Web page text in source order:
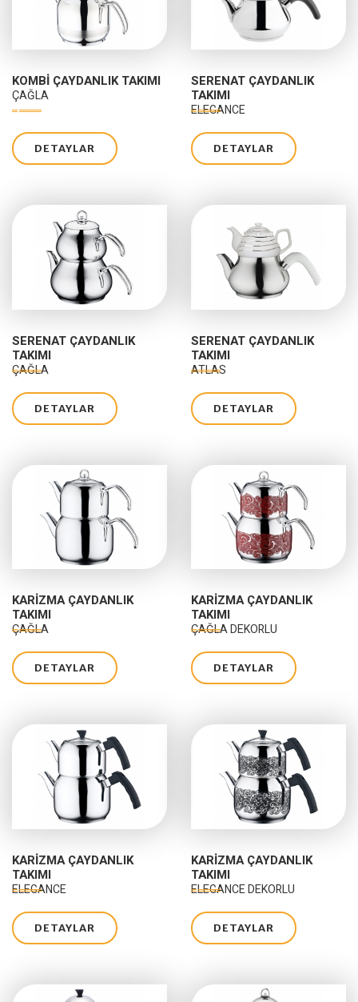
KOMBI ÇAYDANLIK TAKIMI
ÇAĞLA
DETAYLAR
SERENAT ÇAYDANLIK
TAKIMI
ELEGANCE
DETAYLAR
SERENAT ÇAYDANLIK
TAKIMI
ÇAĞLA
DETAYLAR
SERENAT ÇAYDANLIK
TAKIMI
ATLAS
DETAYLAR
KARIZMA ÇAYDANLIK
TAKIMI
ÇAĞLA
DETAYLAR
KARIZMA ÇAYDANLIK
TAKIMI
ÇAĞLA DEKORLU
DETAYLAR
KARIZMA ÇAYDANLIK
TAKIMI
ELEGANCE
DETAYLAR
KARIZMA ÇAYDANLIK
TAKIMI
ELEGANCE DEKORLU
DETAYLAR